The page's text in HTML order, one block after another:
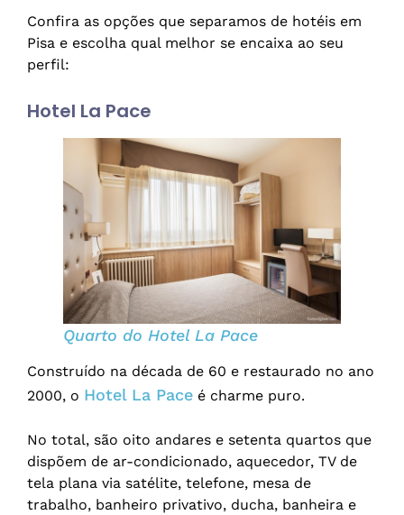
Confira as opções que separamos de hotéis em
Pisa e escolha qual melhor se encaixa ao seu
perfil:
Hotel La Pace
Quarto do Hotel La Pace
Construído na década de 60 e restaurado no ano
2000, o Hotel La Pace é charme puro.
No total, são oito andares e setenta quartos que
dispõem de ar-condicionado, aquecedor, TV de
tela plana via satélite, telefone, mesa de
trabalho, banheiro privativo, ducha, banheira e